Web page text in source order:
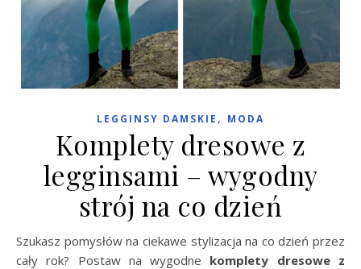
LEGGINSY DAMSKIE , MODA
Komplety dresowe z
legginsami – wygodny
strój na co dzień
Szukasz pomysłów na ciekawe stylizacja na co dzień przez
cały rok? Postaw na wygodne komplety dresowe z